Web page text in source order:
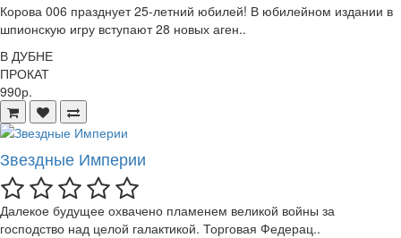
Корова 006 празднует 25-летний юбилей! В юбилейном издании в
шпионскую игру вступают 28 новых аген..
В ДУБНЕ
ПРОКАТ
990р.
Звездные Империи
Далекое будущее охвачено пламенем великой войны за
господство над целой галактикой. Торговая Федерац..